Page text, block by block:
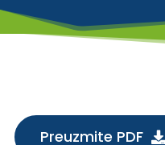
Preuzmite PDF